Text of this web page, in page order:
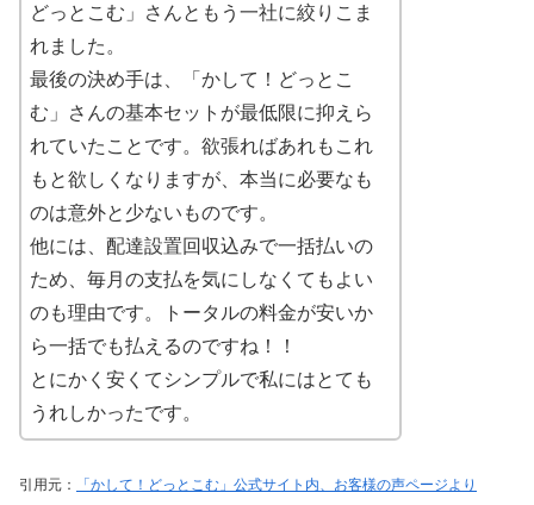
どっとこむ」さんともう一社に絞りこま
れました。
最後の決め手は、「かして！どっとこ
む」さんの基本セットが最低限に抑えら
れていたことです。欲張ればあれもこれ
もと欲しくなりますが、本当に必要なも
のは意外と少ないものです。
他には、配達設置回収込みで一括払いの
ため、毎月の支払を気にしなくてもよい
のも理由です。トータルの料金が安いか
ら一括でも払えるのですね！！
とにかく安くてシンプルで私にはとても
うれしかったです。
引用元： 「かして！どっとこむ」公式サイト内、お客様の声ページより